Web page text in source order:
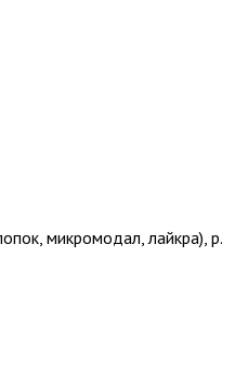
микромодал, лайкра), р.